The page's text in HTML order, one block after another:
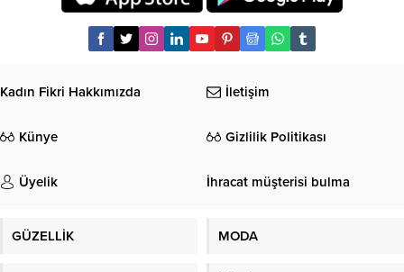
Kadın Fikri Hakkımızda İletişim
Künye Gizlilik Politikası
Üyelik İhracat müşterisi bulma
GÜZELLİK MODA